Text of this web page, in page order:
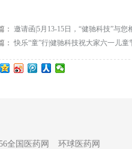
： 邀请函|5月13-15日，“健驰科技”与您
： 快乐“童”行|健驰科技祝大家六一儿童
全国医药网 环球医药网